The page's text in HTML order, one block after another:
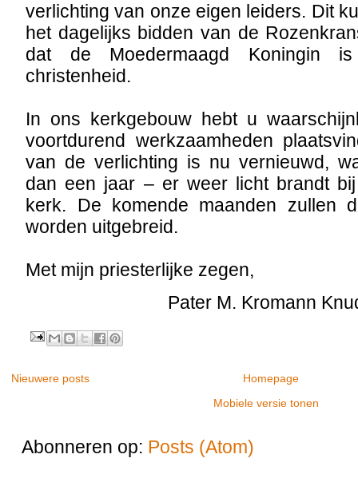
verlichting van onze eigen leiders. Dit
het dagelijks bidden van de
dat de Moedermaagd Koningin
christenheid.
In ons kerkgebouw hebt u
voortdurend werkzaamheden
van de verlichting is nu vernieuwd,
dan een jaar – er weer licht brandt
kerk. De komende maanden zullen
worden uitgebreid.
Met mijn priesterlijke zegen,
Pater M. Kromann
Nieuwere posts
Homepage
Mobiele versie tonen
Abonneren op: Posts (Atom)